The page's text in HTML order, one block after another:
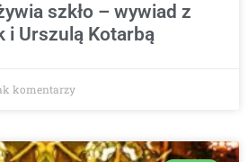
szkło – wywiad z
i Urszulą Kotarbą
komentarzy